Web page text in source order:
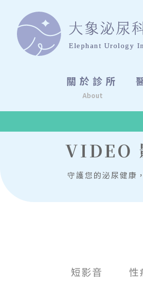
關於診所
About
VIDEO
守護您的泌尿健康
短影音 性